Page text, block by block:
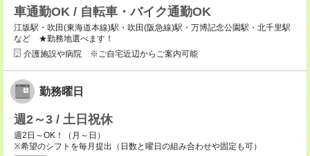
車通勤OK / 自転車・バイク通勤OK
江坂駅・吹田(東海道本線)駅・吹田(阪急線)駅・万博記念公園駅・北千里駅
など ★勤務地選べます！
介護施設や病院 ※ご自宅近辺からご案内可能
勤務曜日
週2～3 / 土日祝休
週2日～OK！（月～日）
※希望のシフトを毎月提出（日数と曜日の組み合わせや固定も可）